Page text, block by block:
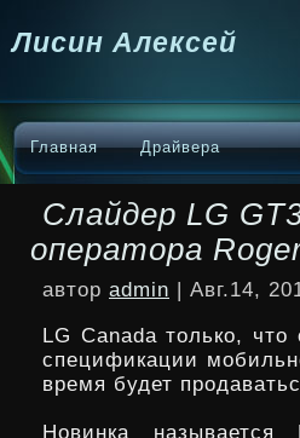
Лисин Алексей
Главная Драйвера
Слайдер LG
оператора
автор admin | Авг.14,
LG Canada только,
спецификации
время будет
Новинка